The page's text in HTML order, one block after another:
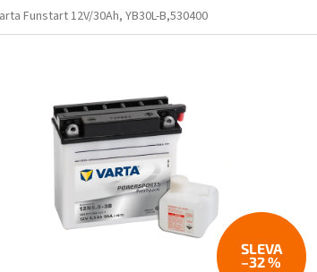
Funstart 12V/30Ah, YB30L-B,530400
–32 %